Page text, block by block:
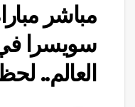
مباشر
سويسرا
العالم..